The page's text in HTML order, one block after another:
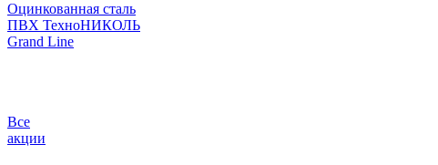
Оцинкованная сталь
ПВХ ТехноНИКОЛЬ
Grand Line
Все
акции